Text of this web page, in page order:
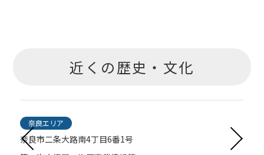
近くの歴史・文化
奈良エリア
奈良市二条大路南4丁目6番1号